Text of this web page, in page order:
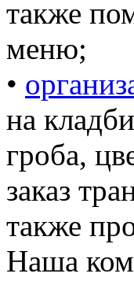
также
меню;
•
на
гроба,
заказ
также
Наша